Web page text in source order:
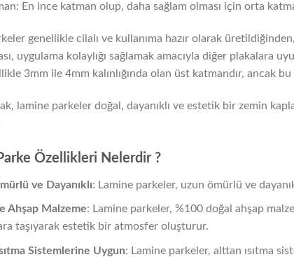
En ince katman olup, daha sağlam olması için orta
genellikle cilalı ve kullanıma hazır olarak
uygulama kolaylığı sağlamak amacıyla diğer plakalara
3mm ile 4mm kalınlığında olan üst katmandır, ancak
lamine parkeler doğal, dayanıklı ve estetik bir zemin
Özellikleri Nelerdir ?
ve Dayanıklı: Lamine parkeler, uzun ömürlü ve
Ahşap Malzeme: Lamine parkeler, %100 doğal ahşap
taşıyarak estetik bir atmosfer oluşturur.
Sistemlerine Uygun: Lamine parkeler, alttan ısıtma